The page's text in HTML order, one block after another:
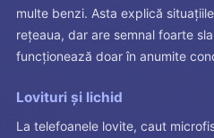
multe benzi. Asta explică
rețeaua, dar are semnal foarte
funcționează doar în anumite
Lovituri și lichid
La telefoanele lovite, caut